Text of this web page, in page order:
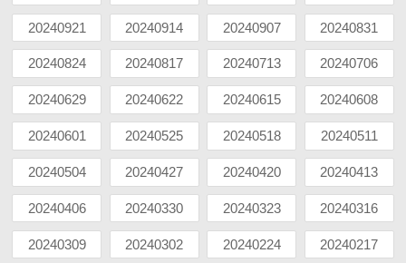
20240921 20240914 20240907 20240831
20240824 20240817 20240713 20240706
20240629 20240622 20240615 20240608
20240601 20240525 20240518 20240511
20240504 20240427 20240420 20240413
20240406 20240330 20240323 20240316
20240309 20240302 20240224 20240217